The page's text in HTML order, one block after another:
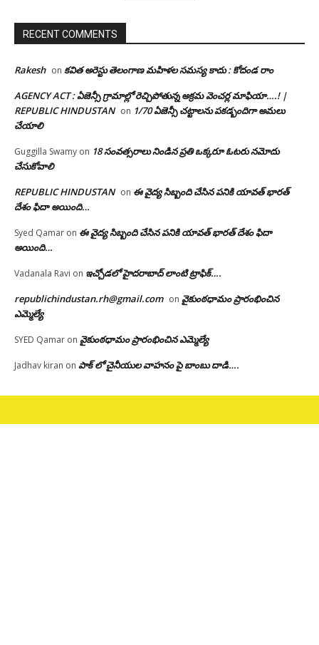
RECENT COMMENTS
Rakesh on కవిత అరెస్టు తెలంగాణ మహిళల సమస్య కాదు : కోదండ రాం
AGENCY ACT : ఏజెన్సీ గ్రామాల్లో రెచ్చిపోతున్న అక్రమ వెంచర్ల మాఫియా….! |
REPUBLIC HINDUSTAN on 1/70 ఏజెన్సీ చట్టాలను పకడ్బందిగా అమలు
చేయాలి
Guggilla Swamy on 18 సంవత్సరాలు నిండిన ప్రతి ఒక్కరూ ఓటరు నమోదు
చేసుకోవాలి
REPUBLIC HINDUSTAN on ఈ వైద్య సిబ్బంది చేసిన పనికి యావత్ భారత్
దేశం ఫిదా అయింది…
Syed Qamar on ఈ వైద్య సిబ్బంది చేసిన పనికి యావత్ భారత్ దేశం ఫిదా
అయింది…
Vadanala Ravi on ఇచ్చోడలో హైదరాబాద్ లాంటి ట్రాఫిక్….
republichindustan.rh@gmail.com on వైకుంఠధామం ప్రారంభించిన
ఎమ్మెల్యే
SYED Qamar on వైకుంఠధామం ప్రారంభించిన ఎమ్మెల్యే
Jadhav kiran on పాక్ లో చైనీయుల వాహనం పై బాంబు దాడి….